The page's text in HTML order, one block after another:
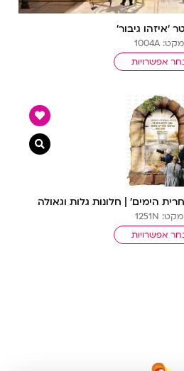
‘איזהו גיבור’
מקט: 1004A
אפשרויות
הימים’ | חלונות גלות וגאולה
מקט: 1251N
אפשרויות
צפייה